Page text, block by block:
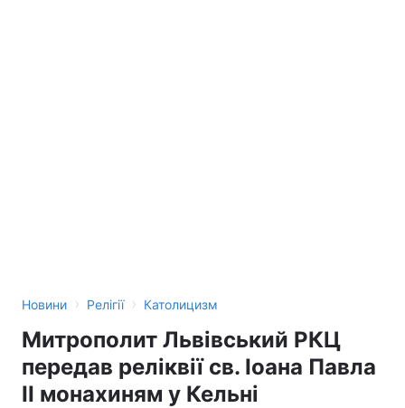
Новини › Релігії › Католицизм
Митрополит Львівський РКЦ
передав реліквії св. Іоана Павла
ІІ монахиням у Кельні